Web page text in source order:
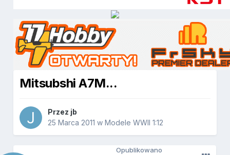
Mitsubshi A7M...
Przez jb
25 Marca 2011 wModele WWII 1:12
Opublikowano